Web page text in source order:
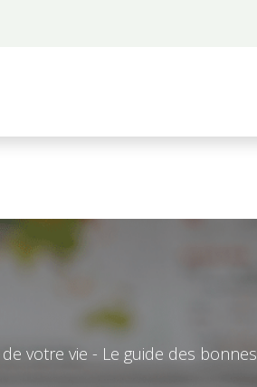
votre vie - Le guide des bonnes